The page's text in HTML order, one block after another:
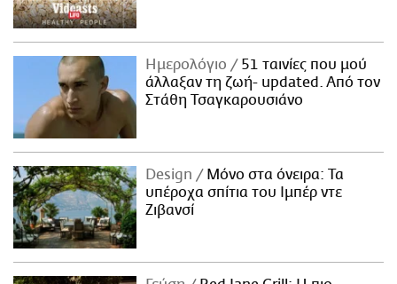
Ημερολόγιο
51 ταινίες που μού
άλλαξαν τη ζωή- updated. Aπό τον
Στάθη Τσαγκαρουσιάνο
Design
Μόνο στα όνειρα: Τα
υπέροχα σπίτια του Ιμπέρ ντε
Ζιβανσί